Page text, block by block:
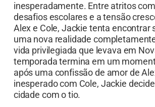
inesperadamente. Entre atritos
desafios escolares e a tensão
Alex e Cole, Jackie tenta encontrar
uma nova realidade
vida privilegiada que levava em
temporada termina em um
após uma confissão de amor de
inesperado com Cole, Jackie
cidade com o tio.